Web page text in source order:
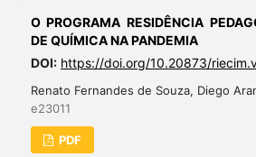
O PROGRAMA RESIDÊNCIA
DE QUÍMICA NA PANDEMIA
DOI: https://doi.org/10.20873/
Renato Fernandes de Souza, Diego
e23011
PDF